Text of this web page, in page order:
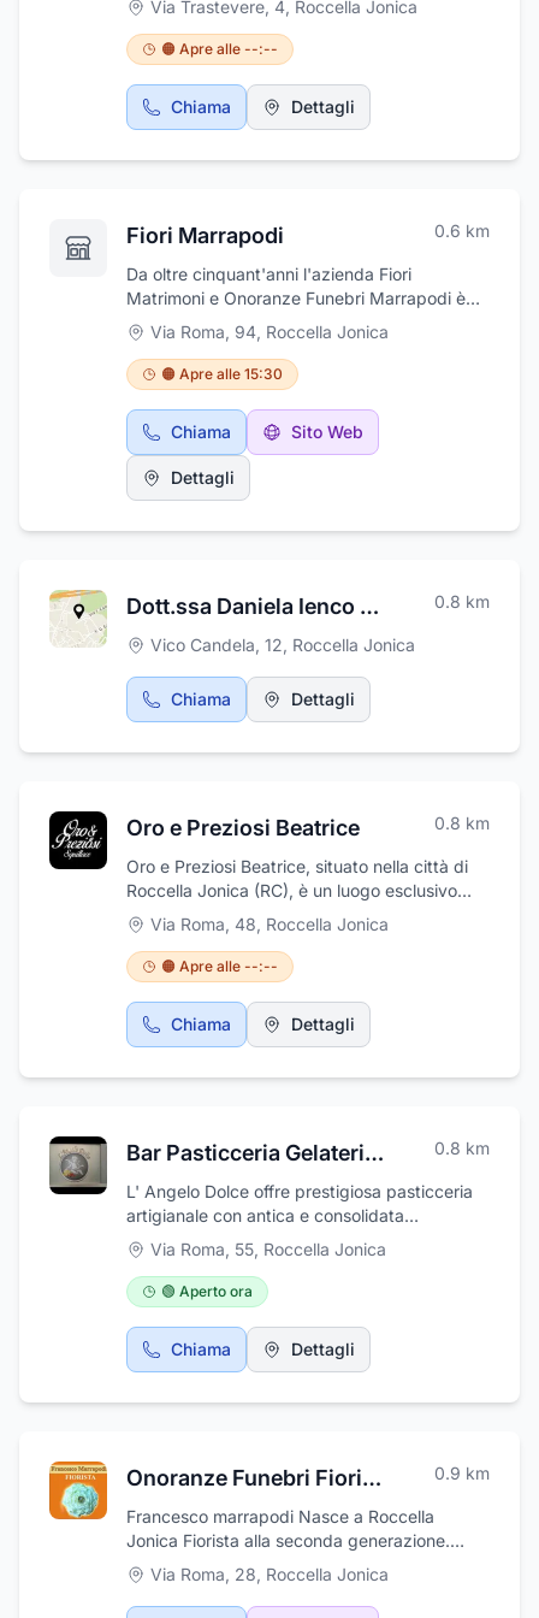
ai propri pazienti una gamma completa di
prestazioni e terapie odontoiatriche di
altissimo livello. Servizi: igiene e profilassi
orto-osteo-posturodonzia, chirurgia e
medicina estetica facciale, parodontologia,
pedodonzia, gnatologia, chirurgia orale,
Via Trastevere, 4, Roccella Jonica
🟠 Apre alle --:--
Chiama Dettagli
Fiori Marrapodi 0.6 km
Da oltre cinquant'anni l'azienda Fiori
Matrimoni e Onoranze Funebri Marrapodi è
leader nel settore degli addobbi e delle
composizioni floreali per matrimoni, funerali,
cerimonie di ogni genere, eventi.
Professionalità, passione e soddisfazione del
cliente sono i pilastri su cui si basa l'azienda
per offrire indistintamente a tutti i clienti un
servizio impeccabile e personalizzato in ogni
dettaglio. Contattaci ai numeri indicati per
fornirti maggiori informazioni e soddisfare le
Via Roma, 94, Roccella Jonica
🟠 Apre alle 15:30
Chiama Sito Web
Dettagli
Dott.ssa Daniela Ienco Consulente del lavoro e del Lavoro 0.8 km
Vico Candela, 12, Roccella Jonica
Chiama Dettagli
Oro e Preziosi Beatrice 0.8 km
Oro e Preziosi Beatrice, situato nella città di
Roccella Jonica (RC), è un luogo esclusivo
dove la raffinatezza e l'eleganza sono gli
ingredienti principali. I gioielli creati in questo
spazio ricercato non sono soltanto oggetti di
grande valore, ma vere e proprie opere
d'arte. Simbolo di una bellezza senza tempo,
creazioni che fondono insieme stili classici ed
Preziosi Beatrice i clienti possono apprezzare
orafa.
Via Roma, 48, Roccella Jonica
🟠 Apre alle --:--
Chiama Dettagli
Bar Pasticceria Gelateria L'Angelo Dolce 0.8 km
L' Angelo Dolce offre prestigiosa pasticceria
artigianale con antica e consolidata
esperienza. Si distingue per l'ambiente
classico molto accogliente, dove è sempre
presente un vasto assortimento di paste,
pasticcini e torte. Una pasticceria sempre
presente sul mercato, con una netta
connotazione di serietà e professionalità. La
lavorazione, consente ai suoi valenti maestri
Via Roma, 55, Roccella Jonica
🟢 Aperto ora
Chiama Dettagli
Onoranze Funebri Fiorista Francesco Marrapodi 0.9 km
Francesco marrapodi Nasce a Roccella
Jonica Fiorista alla seconda generazione.
Apprende la professione dai genitori e la
consolida frequentando, da pioniere, i corsi
per fioristi professionali già nel 1990. Nel
Via Roma, 28, Roccella Jonica